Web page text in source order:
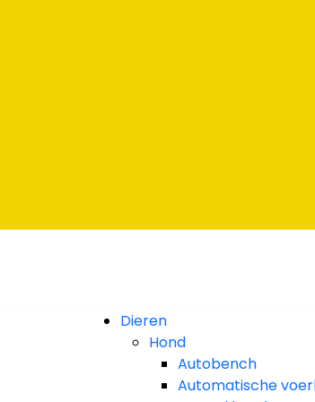
Dieren
Hond
Autobench
Automatische